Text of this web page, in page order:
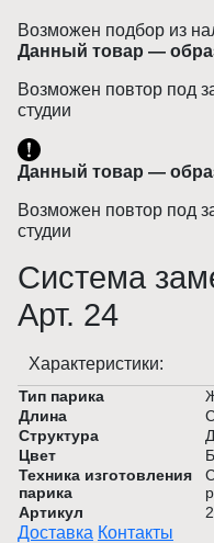
Возможен подбор из
Данный товар —
Возможен повтор под
студии
Данный товар —
Возможен повтор под
студии
Система
Арт. 24
Характеристики:
Тип парика
Длина
Структура
Цвет
Техника изготовления
парика
Артикул
Доставка Контакты